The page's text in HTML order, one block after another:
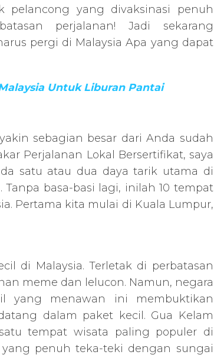
pelancong yang divaksinasi penuh
perjalanan! Jadi sekarang
pergi di Malaysia Apa yang dapat
Untuk Liburan Pantai
sebagian besar dari Anda sudah
Perjalanan Lokal Bersertifikat, saya
satu atau dua daya tarik utama di
Tanpa basa-basi lagi, inilah 10 tempat
Pertama kita mulai di Kuala Lumpur,
di Malaysia. Terletak di perbatasan
meme dan lelucon. Namun, negara
yang menawan ini membuktikan
dalam paket kecil. Gua Kelam
tempat wisata paling populer di
penuh teka-teki dengan sungai